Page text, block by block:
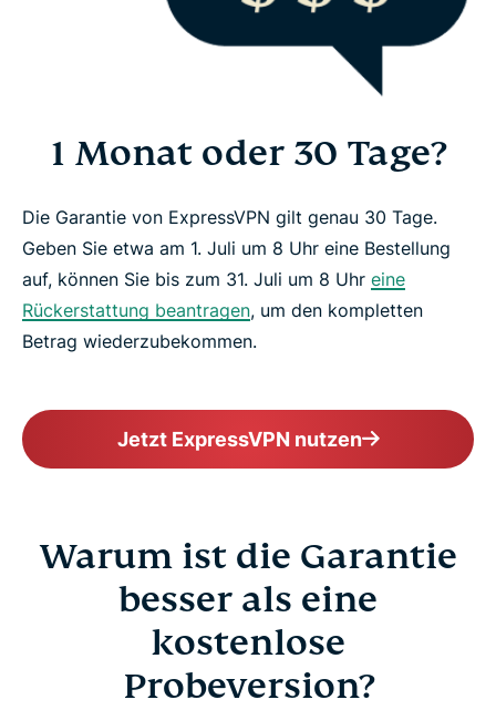
1 Monat oder 30 Tage?
Die Garantie von ExpressVPN gilt genau 30 Tage.
Geben Sie etwa am 1. Juli um 8 Uhr eine Bestellung
auf, können Sie bis zum 31. Juli um 8 Uhr eine
Rückerstattung beantragen, um den kompletten
Betrag wiederzubekommen.
Jetzt ExpressVPN nutzen
Warum ist die Garantie
besser als eine
kostenlose
Probeversion?